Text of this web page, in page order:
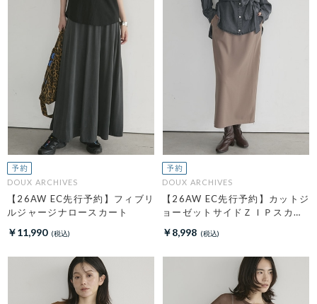
DOUX ARCHIVES
【26AW EC先行予約】フィブリ
ルジャージナロースカート
￥11,990
DOUX ARCHIVES
【26AW EC先行予約】カットジ
ョーゼットサイドＺＩＰスカー
ト
￥8,998